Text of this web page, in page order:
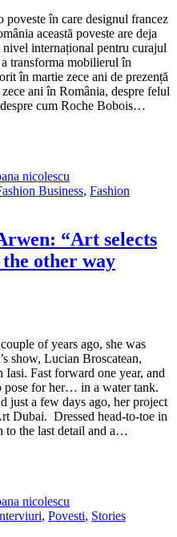
în care designul francez
această poveste are deja
internațional pentru curajul
transforma mobilierul în
în martie zece ani de prezență
ani în România, despre felul
cum Roche Bobois…
Business, Fashion
“Art selects
other way
of years ago, she was
show, Lucian Broscatean,
Fast forward one year, and
pose for her… in a water tank.
just a few days ago, her project
Dubai. Dressed head-to-toe in
to the last detail and a…
, Povesti, Stories